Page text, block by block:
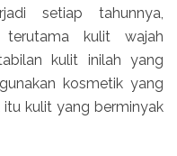
setiap tahunnya,
terutama kulit wajah
kulit inilah yang
kosmetik yang
itu kulit yang berminyak